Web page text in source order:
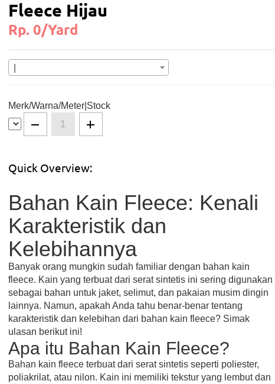
Fleece Hijau
Rp. 0/Yard
Merk/Warna/Meter|Stock
Quick Overview:
Bahan Kain Fleece: Kenali
Karakteristik dan
Kelebihannya
Banyak orang mungkin sudah familiar dengan bahan kain
fleece. Kain yang terbuat dari serat sintetis ini sering digunakan
sebagai bahan untuk jaket, selimut, dan pakaian musim dingin
lainnya. Namun, apakah Anda tahu benar-benar tentang
karakteristik dan kelebihan dari bahan kain fleece? Simak
ulasan berikut ini!
Apa itu Bahan Kain Fleece?
Bahan kain fleece terbuat dari serat sintetis seperti poliester,
poliakrilat, atau nilon. Kain ini memiliki tekstur yang lembut dan